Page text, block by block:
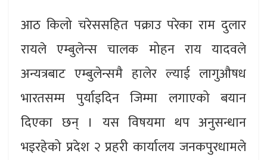
आठ किलो चरेससहित पक्राउ परेका राम दुलार
रायले एम्बुलेन्स चालक मोहन राय यादवले
अन्यत्रबाट एम्बुलेन्समै हालेर ल्याई लागुऔषध
भारतसम्म पुर्याइदिन जिम्मा लगाएको बयान
दिएका छन् । यस विषयमा थप अनुसन्धान
भइरहेको प्रदेश २ प्रहरी कार्यालय जनकपुरधामले